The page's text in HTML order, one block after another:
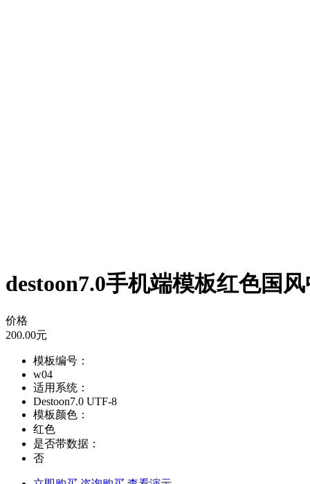
destoon7.0手机端模板红色国
价格
200.00元
模板编号：
w04
适用系统：
Destoon7.0 UTF-8
模板颜色：
红色
是否带数据：
否